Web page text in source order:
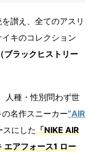
讃え、全てのアスリ
キのコレクション
ラックヒストリー
人種・性別問わず世
名作スニーカー”AIR
スにした「NIKE AIR
アフォース1 ロー